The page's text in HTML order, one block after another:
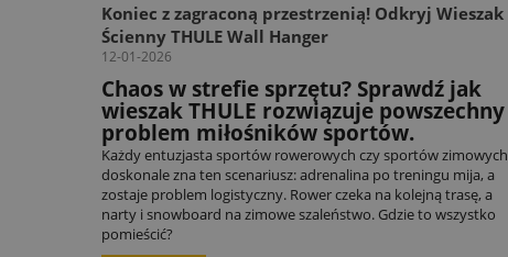
Koniec z zagraconą przestrzenią! Odkryj Wieszak
Ścienny THULE Wall Hanger
12-01-2026
Chaos w strefie sprzętu? Sprawdź jak
wieszak THULE rozwiązuje powszechny
problem miłośników sportów.
Każdy entuzjasta sportów rowerowych czy sportów zimowych
doskonale zna ten scenariusz: adrenalina po treningu mija, a
zostaje problem logistyczny. Rower czeka na kolejną trasę, a
narty i snowboard na zimowe szaleństwo. Gdzie to wszystko
pomieścić?